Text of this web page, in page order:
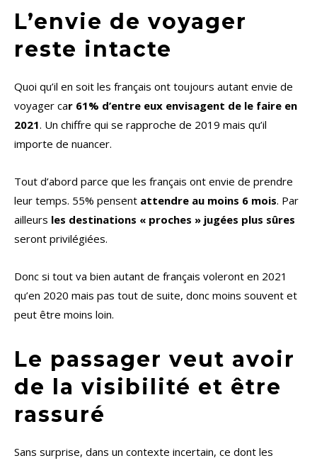
L’envie de voyager
reste intacte
Quoi qu’il en soit les français ont toujours autant envie de
voyager car 61% d’entre eux envisagent de le faire en
2021. Un chiffre qui se rapproche de 2019 mais qu’il
importe de nuancer.
Tout d’abord parce que les français ont envie de prendre
leur temps. 55% pensent attendre au moins 6 mois. Par
ailleurs les destinations « proches » jugées plus sûres
seront privilégiées.
Donc si tout va bien autant de français voleront en 2021
qu’en 2020 mais pas tout de suite, donc moins souvent et
peut être moins loin.
Le passager veut avoir
de la visibilité et être
rassuré
Sans surprise, dans un contexte incertain, ce dont les